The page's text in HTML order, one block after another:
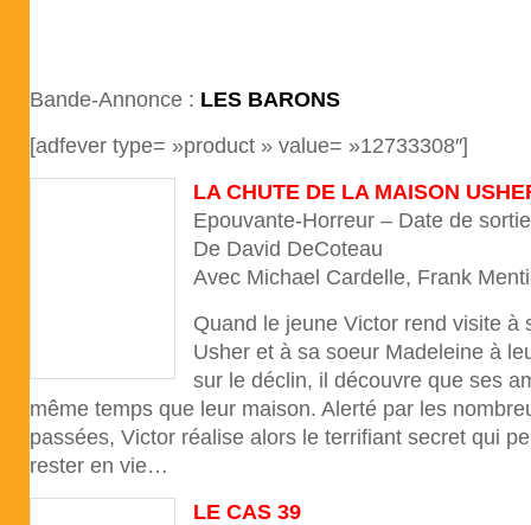
Bande-Annonce : LES BARONS
[adfever type= »product » value= »12733308″]
LA CHUTE DE LA MAISON
Epouvante-Horreur – Date de
De David DeCoteau
Avec Michael Cardelle, Frank
Quand le jeune Victor rend visite à
Usher et à sa soeur Madeleine à
sur le déclin, il découvre que ses
même temps que leur maison. Alerté par les
passées, Victor réalise alors le terrifiant secret qui
rester en vie…
LE CAS 39